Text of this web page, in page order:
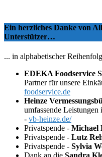
Ein herzliches Danke von
Unterstützer…
... in alphabetischer
EDEKA Foodservice
Partner für unsere
foodservice.de
Heinze
umfassende
- vb-heinze.de/
Privatspende - Michael
Privatspende - Lutz
Privatspende - Sylvia
Dank an die Sandra